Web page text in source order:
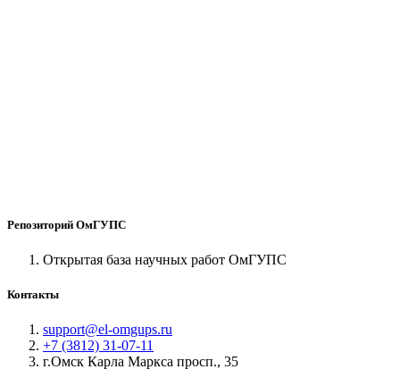
Репозиторий ОмГУПС
Открытая база научных работ ОмГУПС
Контакты
support@el-omgups.ru
+7 (3812) 31-07-11
г.Омск Карла Маркса просп., 35